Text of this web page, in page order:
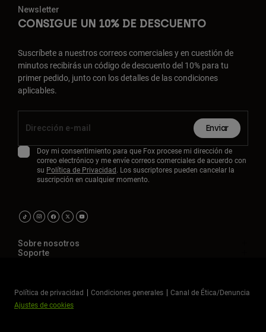
Newsletter
CONSIGUE UN 10% DE DESCUENTO
Suscríbete a nuestros correos comerciales y en cuestión de
minutos recibirás un código de descuento del 10% para tu
primer pedido, junto con los detalles de las condiciones
aplicables.
Enviar
Doy mi consentimiento para que Fox procese mi dirección de
correo electrónico y me envíe correos comerciales de acuerdo con
su Política de Privacidad. Los suscriptores pueden cancelar la
suscripción en cualquier momento.
Sobre nosotros
Soporte
Política de privacidad Condiciones generales
Canal de Ética/Denuncia
Ajustes de cookies